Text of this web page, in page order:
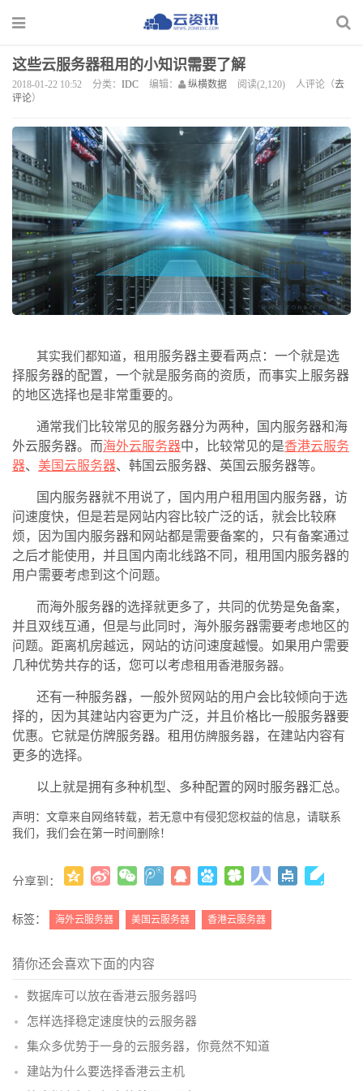
这些云服务器租用的小知识需要了解
2018-01-22 10:52 分类： IDC 编辑： 纵横数据 阅读(2,120) 人评论（去
评论）
其实我们都知道， 租用服务器主要看两点：一个就是选
择服务器的配置，一个就是服务商的资质，而事实上服务器
的地区选择也是非常重要的。
通常我们比较常见的服务器分为两种，国内服务器和海
外云服务器。而海外云服务器中，比较常见的是香港云服务
器、 美国云服务器、韩国云服务器、英国云服务器等。
国内服务器就不用说了，国内用户租用国内服务器，访
问速度快，但是若是网站内容比较广泛的话，就会比较麻
烦，因为国内服务器和网站都是需要备案的，只有备案通过
之后才能使用，并且国内南北线路不同，租用国内服务器的
用户需要考虑到这个问题。
而海外服务器的选择就更多了，共同的优势是免备案，
并且双线互通，但是与此同时，海外服务器需要考虑地区的
问题。距离机房越远，网站的访问速度越慢。如果用户需要
几种优势共存的话，您可以考虑租用香港服务器。
还有一种服务器，一般外贸网站的用户会比较倾向于选
择的，因为其建站内容更为广泛，并且价格比一般服务器要
优惠。它就是仿牌服务器。租用仿牌服务器，在建站内容有
更多的选择。
以上就是拥有多种机型、多种配置的网时服务器汇总。
声明：文章来自网络转载，若无意中有侵犯您权益的信息，请联系
我们，我们会在第一时间删除！
分享到：
( )
标签： 海外云服务器 美国云服务器 香港云服务器
猜你还会喜欢下面的内容
数据库可以放在香港云服务器吗
怎样选择稳定速度快的云服务器
集众多优势于一身的云服务器，你竟然不知道
建站为什么要选择香港云主机